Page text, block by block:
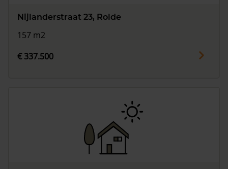
Nijlanderstraat 23, Rolde
157 m2
€ 337.500